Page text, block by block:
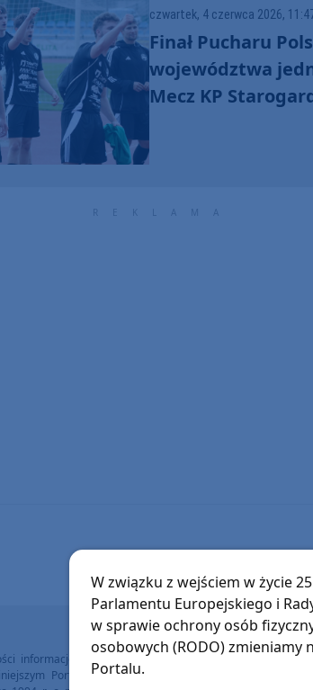
czwartek, 4 czerwca 2026,
Finał Pucharu
województwa
Mecz KP
O tej sprawie
FM.
informacje lokalne, zdjęcia,
Portalu chronione są
W związku z wejściem w życie
Parlamentu Europejskiego i
w sprawie ochrony osób
osobowych (RODO) zmieniamy
Portalu.